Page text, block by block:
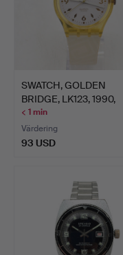
SWATCH, GOLDEN
BRIDGE, LK123, 1990,
KVARTS…
< 1 min
Värdering
93 USD